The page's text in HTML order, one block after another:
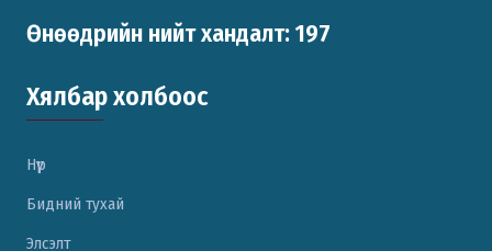
Өнөөдрийн нийт хандалт: 197
Хялбар холбоос
Нүүр
Бидний тухай
Элсэлт